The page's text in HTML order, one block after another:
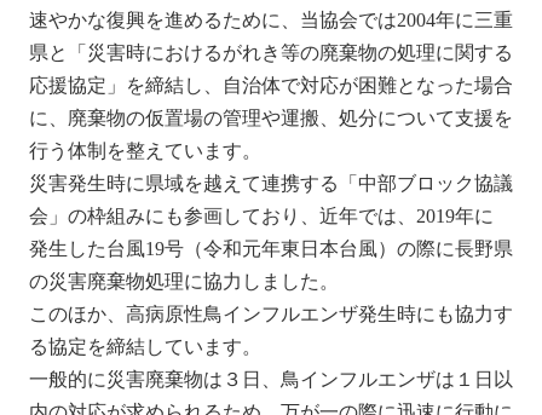
速やかな復興を進めるために、当協会では2004年に三重
県と「災害時におけるがれき等の廃棄物の処理に関する
応援協定」を締結し、自治体で対応が困難となった場合
に、廃棄物の仮置場の管理や運搬、処分について支援を
行う体制を整えています。
災害発生時に県域を越えて連携する「中部ブロック協議
会」の枠組みにも参画しており、近年では、2019年に
発生した台風19号（令和元年東日本台風）の際に長野県
の災害廃棄物処理に協力しました。
このほか、高病原性鳥インフルエンザ発生時にも協力す
る協定を締結しています。
一般的に災害廃棄物は３日、鳥インフルエンザは１日以